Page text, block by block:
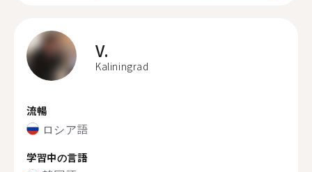
V.
Kaliningrad
流暢
ロシア語
学習中の言語